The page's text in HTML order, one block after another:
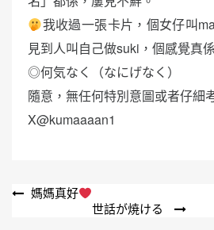
我收過一張卡片，個女仔叫
見到人叫自己做suki，個感覺真
◎何気なく（なにげなく）
隨意，無任何特別意圖或者仔細
X@kumaaaan1
文 媽媽真好
世話が焼ける